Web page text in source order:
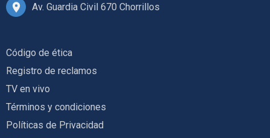
Av. Guardia Civil 670 Chorrillos
Código de ética
Registro de reclamos
TV en vivo
Términos y condiciones
Políticas de Privacidad